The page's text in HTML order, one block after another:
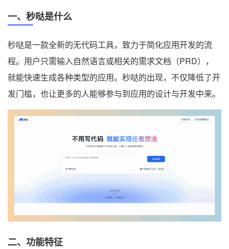
一、秒哒是什么
秒哒是一款全新的无代码工具，致力于简化应用开发的流
程。用户只需输入自然语言或相关的需求文档（PRD），
就能快速生成各种类型的应用。秒哒的出现，不仅降低了开
发门槛，也让更多的人能够参与到应用的设计与开发中来。
二、功能特征